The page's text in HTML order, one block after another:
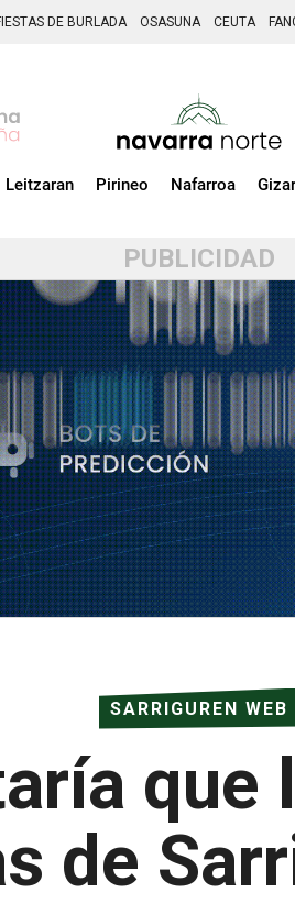
DE BURLADA OSASUNA CEUTA
Leitzaran Pirineo Nafarroa
PUBLICIDAD
SARRIGUREN WEB
que
de